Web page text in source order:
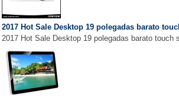
2017 Hot Sale Desktop 19 polegadas barato
2017 Hot Sale Desktop 19 polegadas barato touch